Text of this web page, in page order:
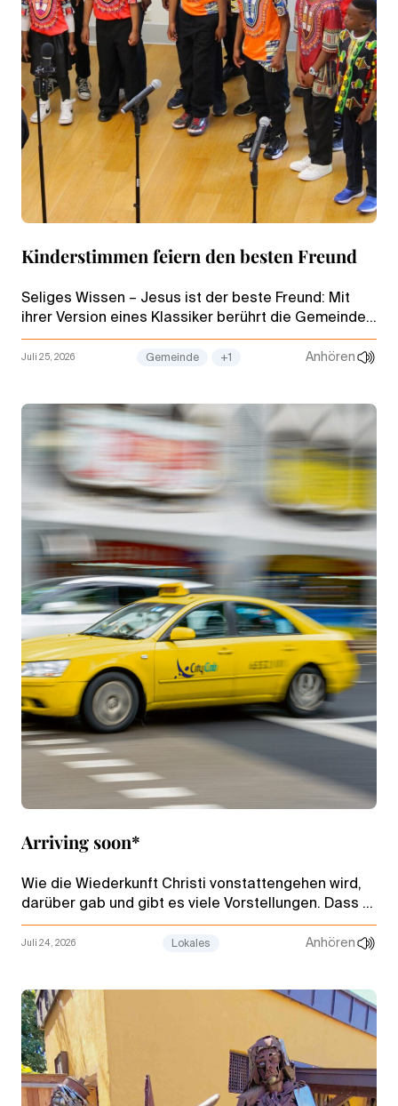
Kinderstimmen feiern den besten Freund
Seliges Wissen – Jesus ist der beste Freund: Mit
ihrer Version eines Klassiker berührt die Gemeinde
Brüssel die Herzen. Dafür sorgt nicht zuletzt der
Star der Darbietung – der Kinderchor.
Juli 25, 2026 Gemeinde +1 Anhören
Arriving soon*
Wie die Wiederkunft Christi vonstattengehen wird,
darüber gab und gibt es viele Vorstellungen. Dass er
in einem südkoreanischen Kompaktwagen kommen
wird, erwarten wohl die wenigsten.
Juli 24, 2026 Lokales Anhören